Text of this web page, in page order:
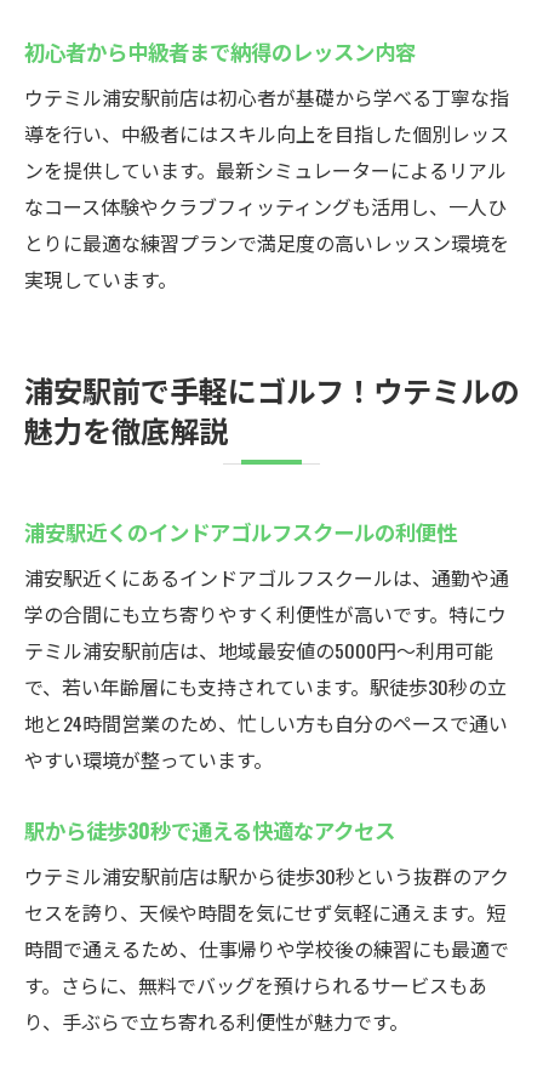
初心者から中級者まで納得のレッスン内容
ウテミル浦安駅前店は初心者が基礎から学べる丁寧な指
導を行い、中級者にはスキル向上を目指した個別レッス
ンを提供しています。最新シミュレーターによるリアル
なコース体験やクラブフィッティングも活用し、一人ひ
とりに最適な練習プランで満足度の高いレッスン環境を
実現しています。
浦安駅前で手軽にゴルフ！ウテミルの
魅力を徹底解説
浦安駅近くのインドアゴルフスクールの利便性
浦安駅近くにあるインドアゴルフスクールは、通勤や通
学の合間にも立ち寄りやすく利便性が高いです。特にウ
テミル浦安駅前店は、地域最安値の5000円〜利用可能
で、若い年齢層にも支持されています。駅徒歩30秒の立
地と24時間営業のため、忙しい方も自分のペースで通い
やすい環境が整っています。
駅から徒歩30秒で通える快適なアクセス
ウテミル浦安駅前店は駅から徒歩30秒という抜群のアク
セスを誇り、天候や時間を気にせず気軽に通えます。短
時間で通えるため、仕事帰りや学校後の練習にも最適で
す。さらに、無料でバッグを預けられるサービスもあ
り、手ぶらで立ち寄れる利便性が魅力です。